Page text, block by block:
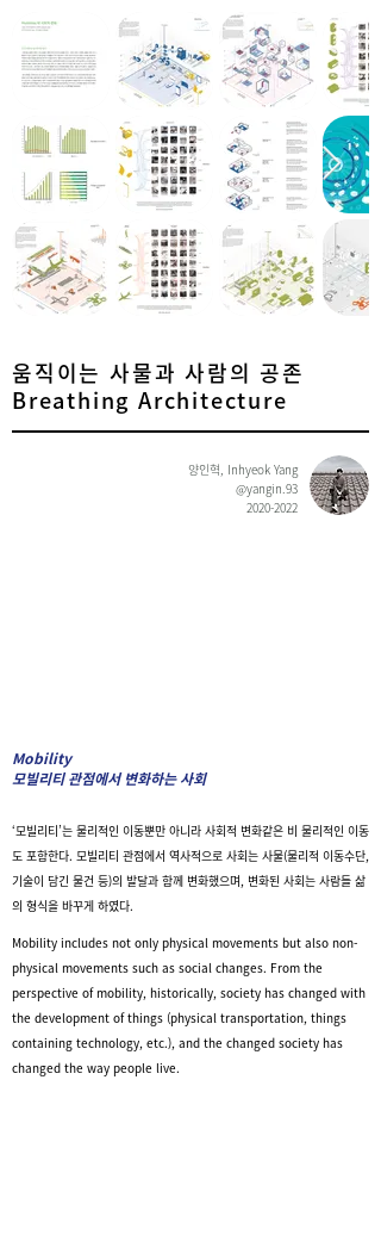
움직이는 사물과 사람의 공존
Breathing Architecture
양인혁, Inhyeok Yang
@yangin.93
2020-2022
Mobility
모빌리티 관점에서 변화하는 사회
‘모빌리티’는 물리적인 이동뿐만 아니라 사회적 변화같은 비 물리적인 이동
도 포함한다. 모빌리티 관점에서 역사적으로 사회는 사물(물리적 이동수단,
기술이 담긴 물건 등)의 발달과 함께 변화했으며, 변화된 사회는 사람들 삶
의 형식을 바꾸게 하였다.
Mobility includes not only physical movements but also non-
physical movements such as social changes. From the
perspective of mobility, historically, society has changed with
the development of things (physical transportation, things
containing technology, etc.), and the changed society has
changed the way people live.